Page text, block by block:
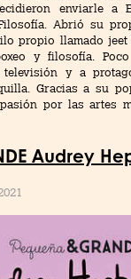
enviarle a
Abrió su
propio llamado jeet
y filosofía.
y a
Gracias a su
por las artes
Audrey